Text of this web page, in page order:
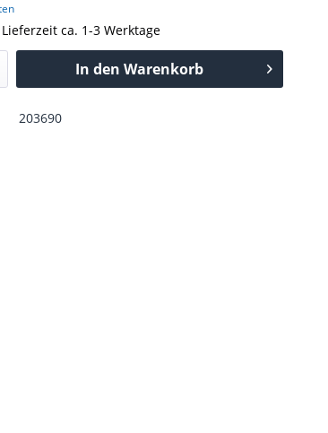
ca. 1-3 Werktage
In den Warenkorb
203690